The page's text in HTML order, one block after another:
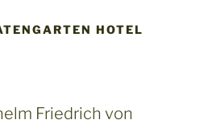
HOTEL
Friedrich von